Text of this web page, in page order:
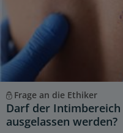
Frage an die Ethiker
Darf der
ausgelassen werden?